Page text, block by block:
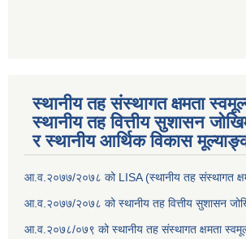
स्थानीय तह संस्थागत क्षमता
स्थानीय तह वित्तीय सुशासन
र स्थानीय आर्थिक विकास
आ.व.२०७७/२०७८ को LISA (स्थानीय तह संस्थागत
आ.व.२०७७/२०७८ को स्थानीय तह वित्तीय सुशासन
आ.व.२०७८/०७९ को स्थानीय तह संस्थागत क्षमता